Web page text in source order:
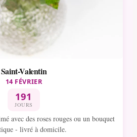
Saint-Valentin
14 FÉVRIER
191
JOURS
avec des roses rouges ou un bouquet
- livré à domicile.